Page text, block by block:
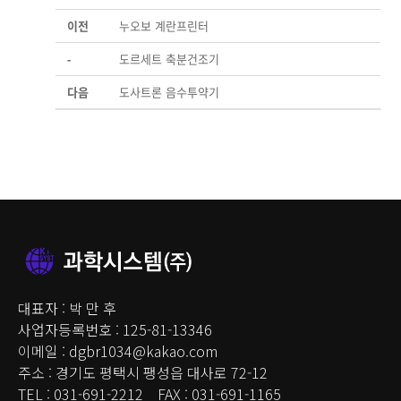
이전 누오보 계란프린터
- 도르세트 축분건조기
다음 도사트론 음수투약기
대표자 : 박 만 후
사업자등록번호 : 125-81-13346
이메일 : dgbr1034@kakao.com
주소 : 경기도 평택시 팽성읍 대사로 72-12
TEL : 031-691-2212 FAX : 031-691-1165